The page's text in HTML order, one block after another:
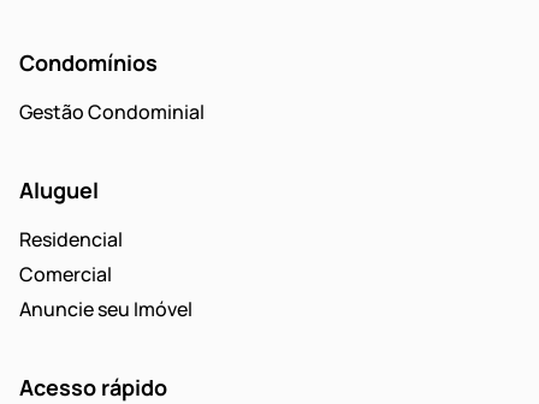
Condomínios
Gestão Condominial
Aluguel
Residencial
Comercial
Anuncie seu Imóvel
Acesso rápido